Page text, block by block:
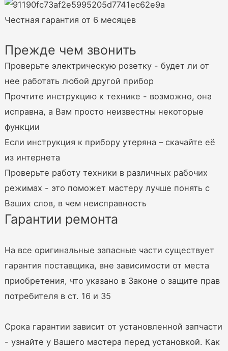
Честная гарантия от 6 месяцев
Прежде чем звонить
Проверьте электрическую розетку - будет ли от
нее работать любой другой прибор
Прочтите инструкцию к технике - возможно, она
исправна, а Вам просто неизвестны некоторые
функции
Если инструкция к прибору утеряна – скачайте её
из интернета
Проверьте работу техники в различных рабочих
режимах - это поможет мастеру лучше понять с
Ваших слов, в чем неисправность
Гарантии ремонта
На все оригинальные запасные части существует
гарантия поставщика, вне зависимости от места
приобретения, что указано в Законе о защите прав
потребителя в ст. 16 и 35
Срока гарантии зависит от установленной запчасти
- узнайте у Вашего мастера перед установкой. Как